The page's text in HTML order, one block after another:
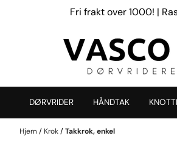
Fri frakt over 1000! |
DØRVRIDER HÅNDTAK
Hjem / Krok/Takkrok, enkel